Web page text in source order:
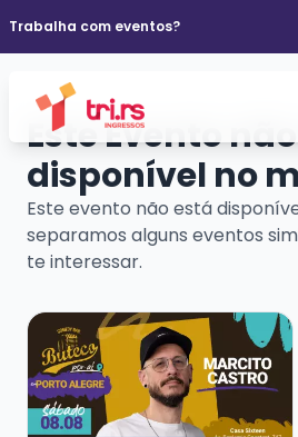
Trabalha com eventos?
Este Evento
disponível no
Este evento não está
separamos alguns eventos
te interessar.
Veja mais sobre MARCITO